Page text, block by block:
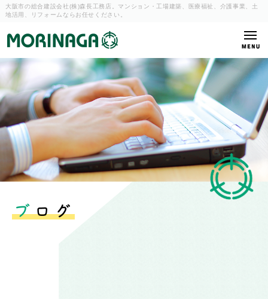
大阪市の総合建設会社(株)森長工務店。マンション・工場建築、
医療福祉、介護事業、土
地活用、リフォームならお任せください。